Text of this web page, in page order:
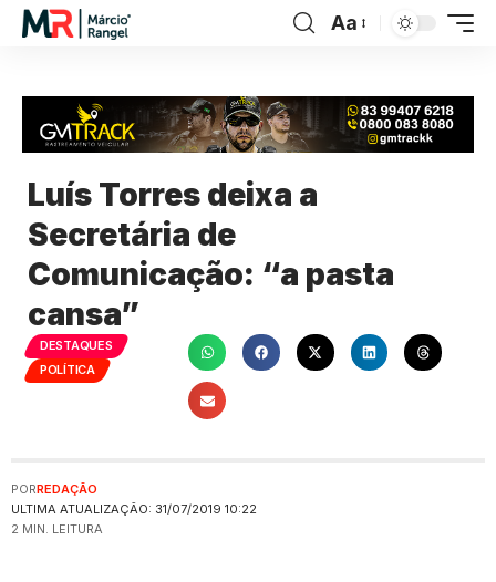
Aa
Luís Torres deixa a
Secretária de
Comunicação: “a pasta
cansa”
DESTAQUES
POLÍTICA
ULTIMA ATUALIZAÇÃO: 31/07/2019 10:22
PORREDAÇÃO
2 MIN. LEITURA